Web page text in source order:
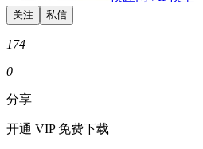
174
0
分享
开通 VIP 免费下载